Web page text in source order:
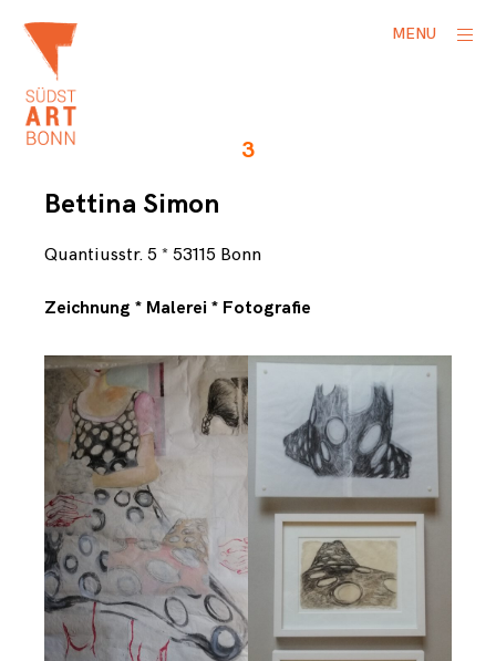
content
MENU
S
i
m
n
B
t
i
n
a
3
Bettina Simon
Quantiusstr. 5 * 53115 Bonn
Zeichnung * Malerei * Fotografie